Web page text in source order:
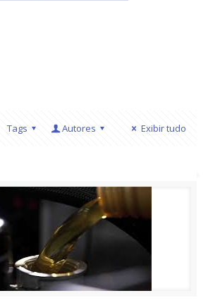
Tags Autores Exibir tudo